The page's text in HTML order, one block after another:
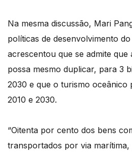
Na mesma discussão, Mari
políticas de desenvolvimento
acrescentou que se admite que
possa mesmo duplicar, para 3
2030 e que o turismo oceânico
2010 e 2030.
“Oitenta por cento dos bens
transportados por via marítima,